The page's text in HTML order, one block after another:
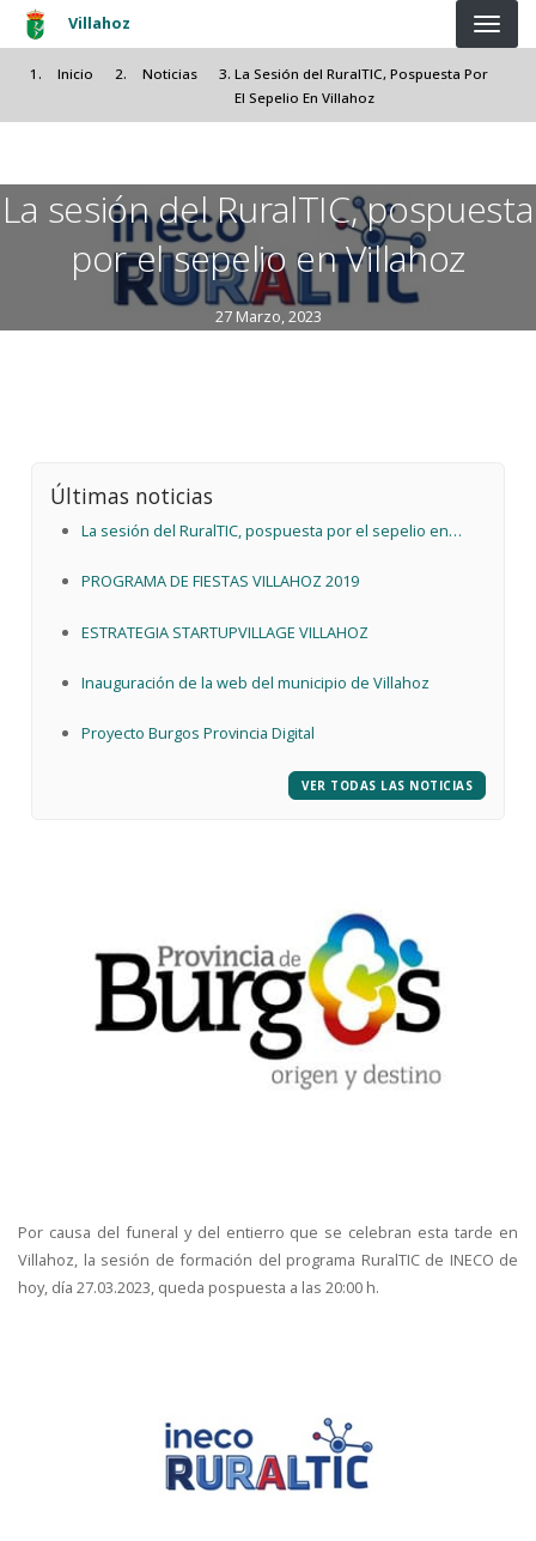
Pasar al contenido principal
Villahoz
Inicio Noticias
La Sesión del RuralTIC, Pospuesta Por
El Sepelio En Villahoz
La sesión del RuralTIC, pospuesta
por el sepelio en Villahoz
27 Marzo, 2023
Últimas noticias
La sesión del RuralTIC, pospuesta por el sepelio en
PROGRAMA DE FIESTAS VILLAHOZ 2019
ESTRATEGIA STARTUPVILLAGE VILLAHOZ
Inauguración de la web del municipio de Villahoz
Proyecto Burgos Provincia Digital
VER TODAS LAS NOTICIAS
Por causa del funeral y del entierro que se celebran esta tarde en
Villahoz, la sesión de formación del programa RuralTIC de INECO de
hoy, día 27.03.2023, queda pospuesta a las 20:00 h.